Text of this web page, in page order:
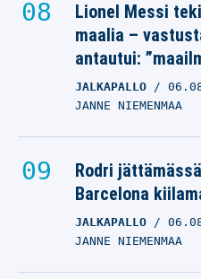
Lionel Messi
maalia –
antautui:
JALKAPALLO
JANNE NIEMENMAA
Rodri
Barcelona
JALKAPALLO
JANNE NIEMENMAA